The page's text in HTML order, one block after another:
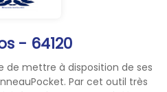
- 64120
de mettre à disposition de ses
Par cet outil très